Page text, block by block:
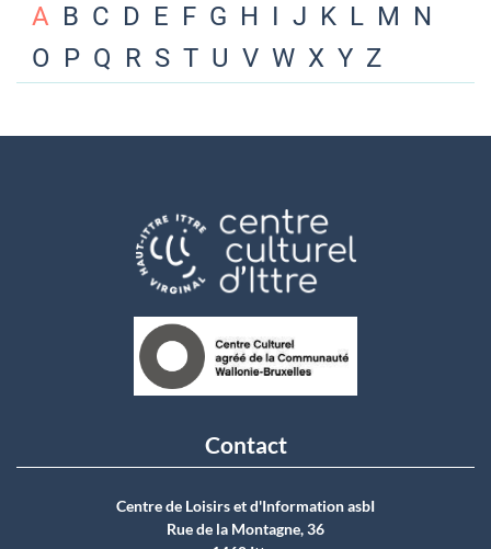
A B C D E F G H I J K L M N
O P Q R S T U V W X Y Z
Contact
Centre de Loisirs et d'Information asbI
Rue de la Montagne, 36